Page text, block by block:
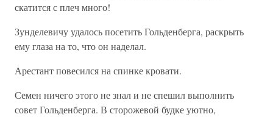
скатится с плеч много!
Зунделевичу удалось посетить Гольденберга, раскрыть
ему глаза на то, что он наделал.
Арестант повесился на спинке кровати.
Семен ничего этого не знал и не спешил выполнить
совет Гольденберга. В сторожевой будке уютно,